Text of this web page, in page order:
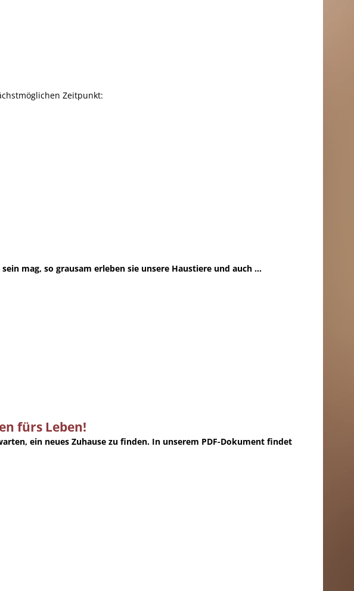
Zeitpunkt:
mag, so grausam erleben sie unsere Haustiere und auch ...
fürs Leben!
ein neues Zuhause zu finden. In unserem PDF-Dokument findet